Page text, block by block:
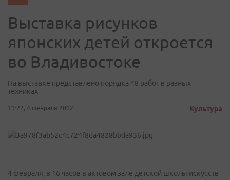
Выставка рисунков
японских детей откроется
во Владивостоке
На выставке представлено порядка 48 работ в разных
техниках
11:22, 4 февраля 2012 Культура
4 февраля, в 16 часов в актовом зале детской школы искусств